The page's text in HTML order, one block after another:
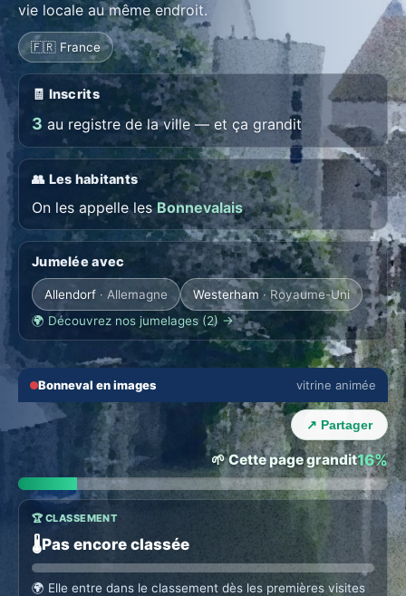
vie locale au même endroit.
🇫🇷 France
🧾 Inscrits
3 au registre de la ville — et ça grandit
👥 Les habitants
On les appelle lesBonnevalais
Jumelée avec
Allendorf · Allemagne Westerham · Royaume-Uni
🌍 Découvrez nos jumelages (2) →
Bonneval en images vitrine animée
🏙️ ANIMEZ VOTRE ZONE
Animez Bonneval
Zone exclusive · revenus sur chaque abonnement local. →
‹ ›
🔇 ⛶
↗ Partager
🌱 Cette page grandit16%
🏆 CLASSEMENT
🌡️Pas encore classée
🌍 Elle entre dans le classement dès les premières visites